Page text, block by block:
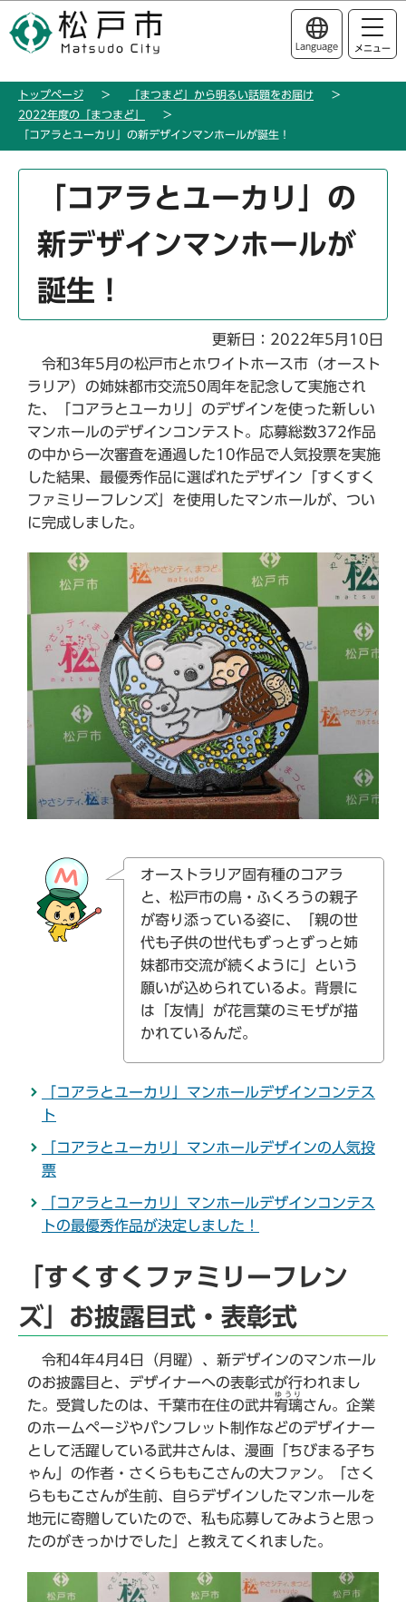
の
ー
このページの本文へ移動
Language メニュー
トップページ
「まつまど」から明るい話題をお届け
2022年度の「まつまど」
「コアラとユーカリ」の新デザインマンホールが誕生！
「コアラとユーカリ」の
新デザインマンホールが
誕生！
更新日：2022年5月10日
令和3年5月の松戸市とホワイトホース市（オースト
ラリア）の姉妹都市交流50周年を記念して実施され
た、「コアラとユーカリ」のデザインを使った新しい
マンホールのデザインコンテスト。応募総数372作品
の中から一次審査を通過した10作品で人気投票を実施
した結果、最優秀作品に選ばれたデザイン「すくすく
ファミリーフレンズ」を使用したマンホールが、つい
に完成しました。
オーストラリア固有種のコアラ
と、松戸市の鳥・ふくろうの親子
が寄り添っている姿に、「親の世
代も子供の世代もずっとずっと姉
妹都市交流が続くように」という
願いが込められているよ。背景に
は「友情」が花言葉のミモザが描
かれているんだ。
「コアラとユーカリ」マンホールデザインコンテス
ト
「コアラとユーカリ」マンホールデザインの人気投
票
「コアラとユーカリ」マンホールデザインコンテス
トの最優秀作品が決定しました！
「すくすくファミリーフレン
ズ」お披露目式・表彰式
令和4年4月4日（月曜）、新デザインのマンホール
のお披露目と、デザイナーへの表彰式が行われまし
た。受賞したのは、千葉市在住の武井宥璃
ゆうり
さん。企業
のホームページやパンフレット制作などのデザイナー
として活躍している武井さんは、漫画「ちびまる子ち
ゃん」の作者・さくらももこさんの大ファン。「さく
らももこさんが生前、自らデザインしたマンホールを
地元に寄贈していたので、私も応募してみようと思っ
たのがきっかけでした」と教えてくれました。